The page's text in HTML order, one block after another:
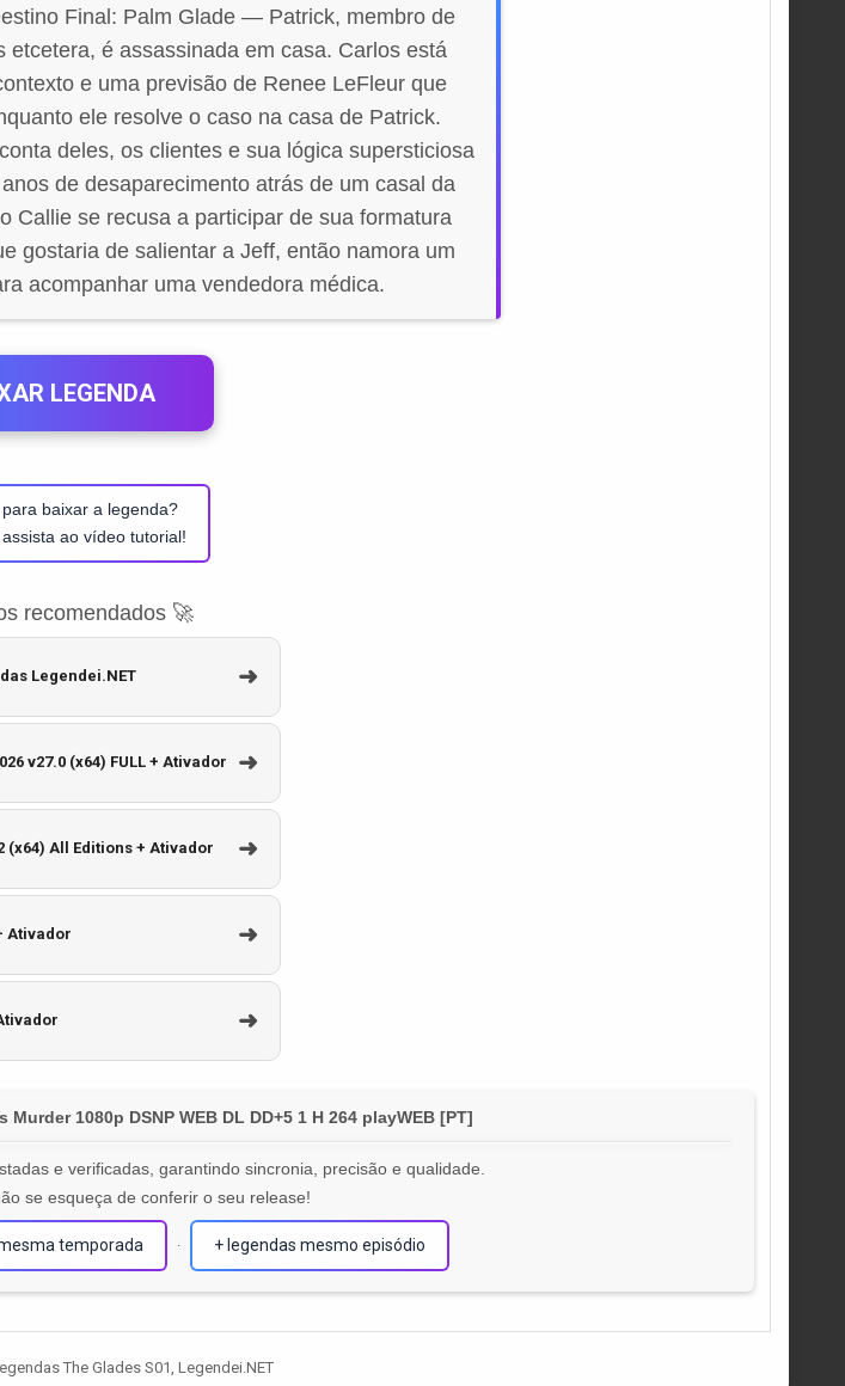
Final: Palm Glade — Patrick, membro de
é assassinada em casa. Carlos está
e uma previsão de Renee LeFleur que
ele resolve o caso na casa de Patrick.
deles, os clientes e sua lógica supersticiosa
de desaparecimento atrás de um casal da
Callie se recusa a participar de sua formatura
gostaria de salientar a Jeff, então namora um
acompanhar uma vendedora médica.
LEGENDA
baixar a legenda?
ao vídeo tutorial!
recomendados 🚀
Legendei.NET ➜
v27.0 (x64) FULL + Ativador ➜
(x64) All Editions + Ativador ➜
Ativador ➜
➜
1080p DSNP WEB DL DD+5 1 H 264 playWEB [PT]
e verificadas, garantindo sincronia, precisão e qualidade.
se esqueça de conferir o seu release!
temporada · + legendas mesmo episódio
The Glades S01 Legendei.NET